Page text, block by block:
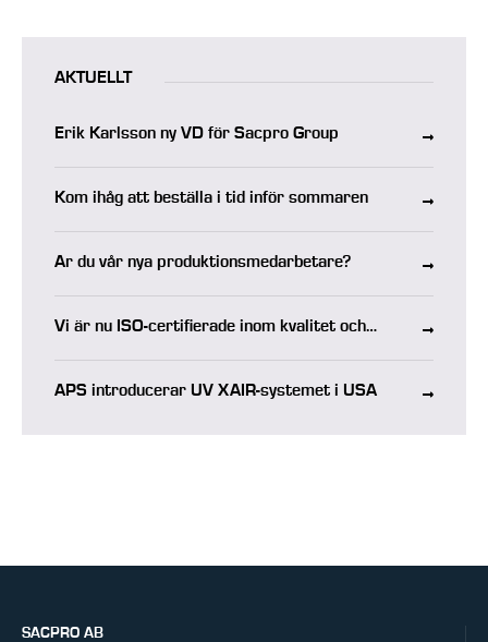
AKTUELLT
Erik Karlsson ny VD för Sacpro Group
Kom ihåg att beställa i tid inför sommaren
Är du vår nya produktionsmedarbetare?
Vi är nu ISO-certifierade inom kvalitet och
APS introducerar UV XAIR-systemet i USA
SACPRO AB